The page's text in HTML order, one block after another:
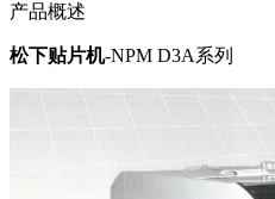
产品概述
松下贴片机-NPM D3A系列